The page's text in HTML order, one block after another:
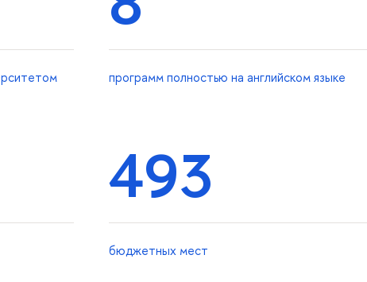
программ полностью на английском языке
493
бюджетных мест